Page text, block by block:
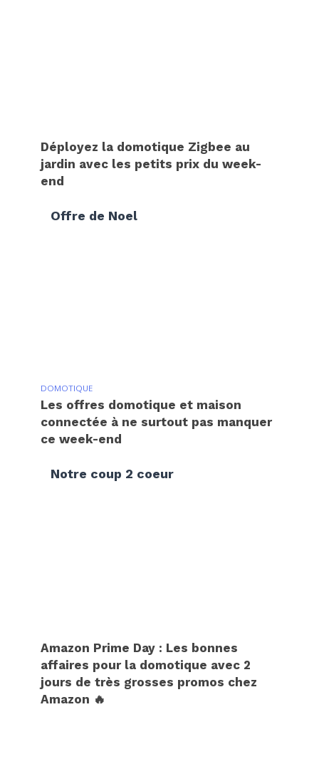
Déployez la domotique Zigbee au
jardin avec les petits prix du week-
end
Offre de Noel
DOMOTIQUE
Les offres domotique et maison
connectée à ne surtout pas manquer
ce week-end
Notre coup 2 coeur
Amazon Prime Day : Les bonnes
affaires pour la domotique avec 2
jours de très grosses promos chez
Amazon 🔥